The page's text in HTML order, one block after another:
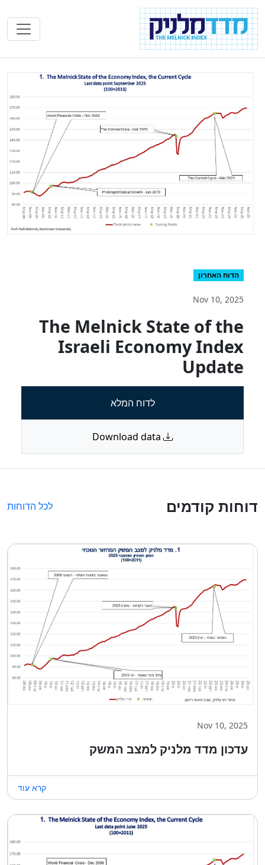
הדוח האחרון
Nov 10, 2025
The Melnick State of the
Israeli Economy Index
Update
לדוח המלא
דוחות קודמים לכל הדוחות
Nov 10, 2025
עדכון מדד מלניק למצב המשק
קרא עוד